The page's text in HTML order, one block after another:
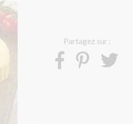
Partagez sur :